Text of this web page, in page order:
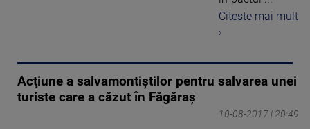
Citeste mai mult
›
Acţiune a salvamontiştilor pentru salvarea unei
turiste care a căzut în Făgăraş
10-08-2017 | 20:49